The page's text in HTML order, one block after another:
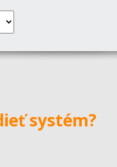
systém?